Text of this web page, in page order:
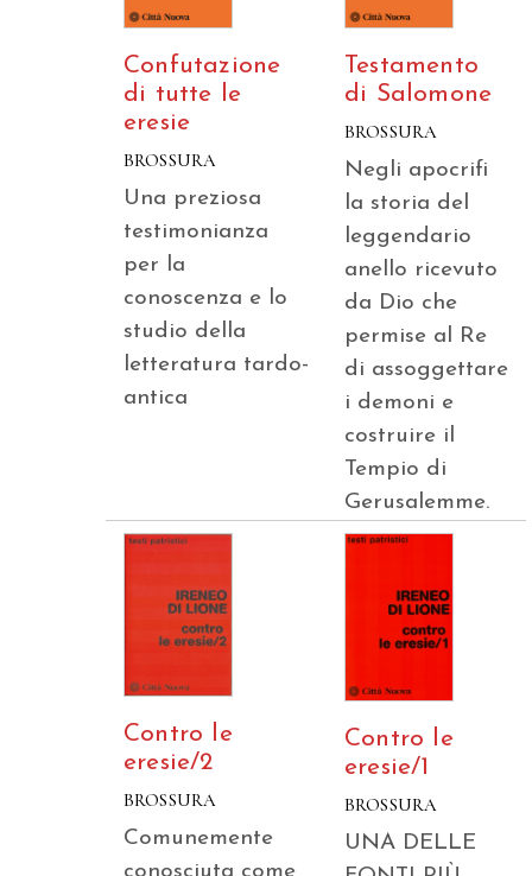
Confutazione
di tutte le
eresie
BROSSURA
Una preziosa
testimonianza
per la
conoscenza e lo
studio della
letteratura tardo-
antica
Testamento
di Salomone
BROSSURA
Negli apocrifi
la storia del
leggendario
anello ricevuto
da Dio che
permise al Re
di assoggettare
i demoni e
costruire il
Tempio di
Gerusalemme.
Contro le
eresie/2
BROSSURA
Comunemente
conosciuta come
Contro le
eresie/1
BROSSURA
UNA DELLE